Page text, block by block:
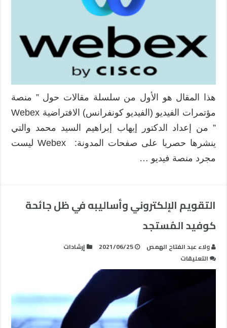
منصة
الفيديو
كونفرانس
إمكانيات
وأدوات
وواجهة
المستخدم
مغلقة
هذا المقال هو الأول من سلسلة مقالات حول ” منصة
مؤتمرات الفيديو (الفيديو كونفرانس) الافتراضية Webex
” من إعداد الدكتور إيهاب إبراهيم السيد محمد والتي
ينشرها حصريا على صفحات المدونة: Webex ليست
مجرد منصة فيديو …
التقويم الإلكتروني وأساليبه في ظل جائحة
كوفيد المُستجد
ولاء عبد الفتاح الهمص 2021/06/25
إرشادات
التعليقات
التقويم